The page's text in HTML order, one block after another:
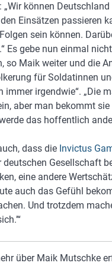
„Wir können
Einsätzen passieren
sein können.
Es gebe nun einmal
so Maik weiter und die
für Soldatinnen
immer irgendwie“. „Die
aber man bekommt sie
das hoffentlich
dass die Invictus
deutschen Gesellschaft
eine andere
auch das Gefühl
Und trotzdem
über Maik Mutschke